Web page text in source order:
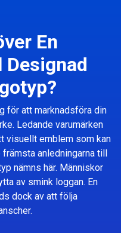
En
för att marknadsföra din
Ledande varumärken
visuellt emblem som kan
anledningarna till
nämns här. Människor
av smink loggan. En
dock av att följa